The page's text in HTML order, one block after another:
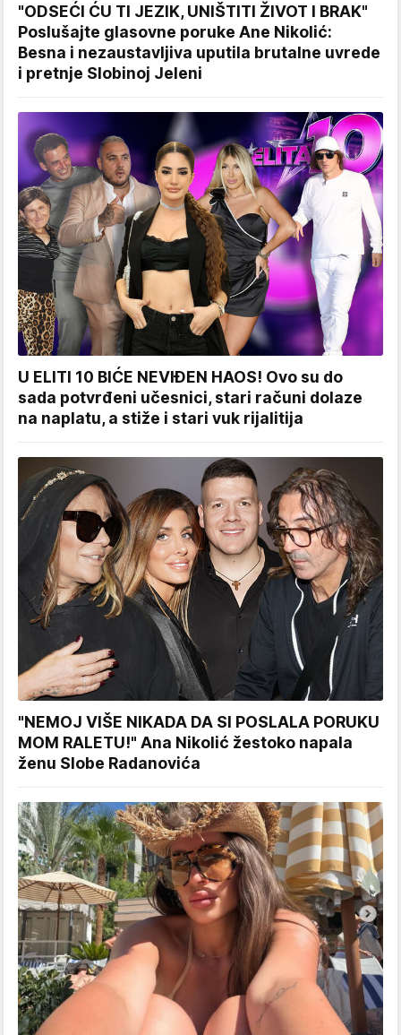
"ODSEĆI ĆU TI JEZIK, UNIŠTITI ŽIVOT I BRAK"
Poslušajte glasovne poruke Ane Nikolić:
Besna i nezaustavljiva uputila brutalne uvrede
i pretnje Slobinoj Jeleni
U ELITI 10 BIĆE NEVIĐEN HAOS! Ovo su do
sada potvrđeni učesnici, stari računi dolaze
na naplatu, a stiže i stari vuk rijalitija
"NEMOJ VIŠE NIKADA DA SI POSLALA PORUKU
MOM RALETU!" Ana Nikolić žestoko napala
ženu Slobe Radanovića